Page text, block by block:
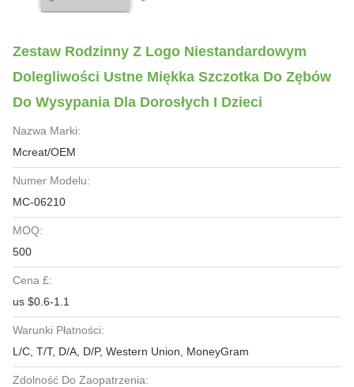
Zestaw Rodzinny Z Logo Niestandardowym
Dolegliwości Ustne Miękka Szczotka Do Zębów
Do Wysypania Dla Dorosłych I Dzieci
Nazwa Marki:
Mcreat/OEM
Numer Modelu:
MC-06210
MOQ:
500
Cena £:
us $0.6-1.1
Warunki Płatności:
L/C, T/T, D/A, D/P, Western Union, MoneyGram
Zdolność Do Zaopatrzenia: